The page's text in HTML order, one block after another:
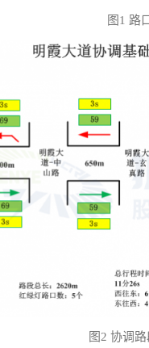
图1 路
图2 协调